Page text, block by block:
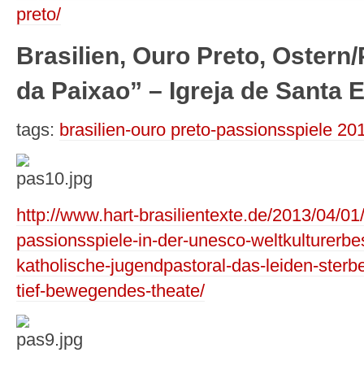
preto/
Brasilien, Ouro Preto,
da Paixao” – Igreja de Santa
tags: brasilien-ouro preto-passionsspiele
http://www.hart-brasilientexte.de/2013/04/
passionsspiele-in-der-unesco-
katholische-jugendpastoral-das-leiden-
tief-bewegendes-theate/